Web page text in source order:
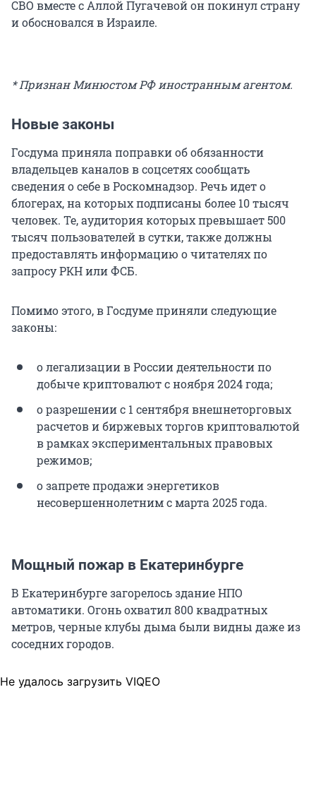
СВО вместе с Аллой Пугачевой он покинул страну
и обосновался в Израиле.
* Признан Минюстом РФ иностранным агентом.
Новые законы
Госдума приняла поправки об обязанности
владельцев каналов в соцсетях сообщать
сведения о себе в Роскомнадзор. Речь идет о
блогерах, на которых подписаны более 10 тысяч
человек. Те, аудитория которых превышает 500
тысяч пользователей в сутки, также должны
предоставлять информацию о читателях по
запросу РКН или ФСБ.
Помимо этого, в Госдуме приняли следующие
законы:
о легализации в России деятельности по
добыче криптовалют с ноября 2024 года;
о разрешении с 1 сентября внешнеторговых
расчетов и биржевых торгов криптовалютой
в рамках экспериментальных правовых
режимов;
о запрете продажи энергетиков
несовершеннолетним с марта 2025 года.
Мощный пожар в Екатеринбурге
В Екатеринбурге загорелось здание НПО
автоматики. Огонь охватил 800 квадратных
метров, черные клубы дыма были видны даже из
соседних городов.
Не удалось загрузить VIQEO